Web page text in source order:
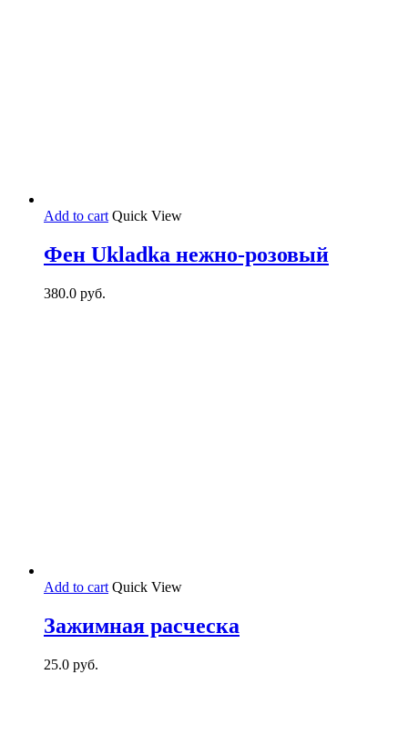
Add to cart Quick View
Фен Ukladka нежно-розовый
380.0 руб.
Add to cart Quick View
Зажимная расческа
25.0 руб.